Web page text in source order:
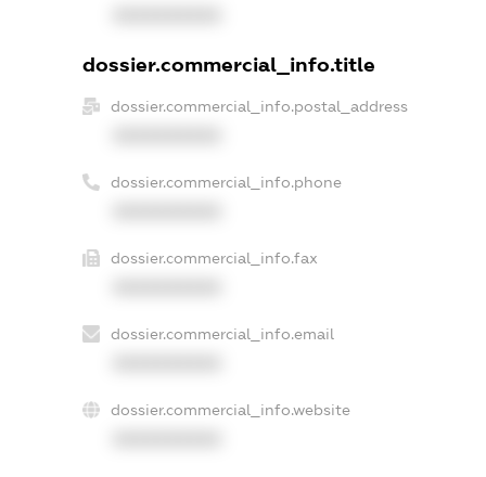
dossier.commercial_info.title
dossier.commercial_info.postal_address
dossier.commercial_info.phone
dossier.commercial_info.fax
dossier.commercial_info.email
dossier.commercial_info.website